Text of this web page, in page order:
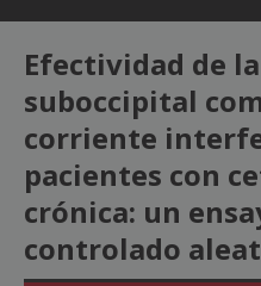
Efectividad de
suboccipital
corriente
pacientes con
crónica: un
controlado